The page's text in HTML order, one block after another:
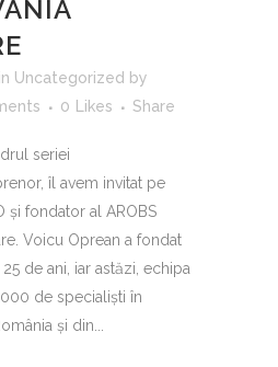
in Uncategorized by
0 Likes Share
seriei
îl avem invitat pe
și fondator al AROBS
Voicu Oprean a fondat
de ani, iar astăzi, echipa
de specialiști în
și din...